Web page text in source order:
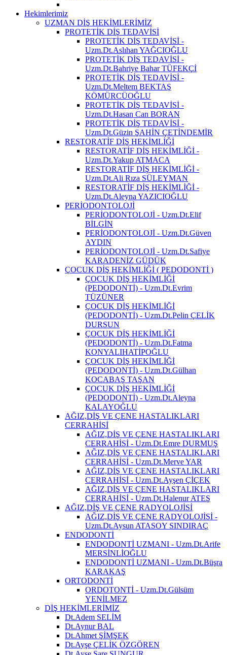
Hekimlerimiz
UZMAN DİŞ HEKİMLERİMİZ
PROTETİK DİŞ TEDAVİSİ
PROTETİK DİŞ TEDAVİSİ -
Uzm.Dt.Aslıhan YAĞCIOĞLU
PROTETİK DİŞ TEDAVİSİ -
Uzm.Dt.Bahriye Bahar TÜFEKÇİ
PROTETİK DİŞ TEDAVİSİ -
Uzm.Dt.Meltem BEKTAŞ
KÖMÜRCÜOĞLU
PROTETİK DİŞ TEDAVİSİ -
Uzm.Dt.Hasan Can BORAN
PROTETİK DİŞ TEDAVİSİ -
Uzm.Dt.Güzin ŞAHİN ÇETİNDEMİR
RESTORATİF DİŞ HEKİMLİĞİ
RESTORATİF DİŞ HEKİMLİĞİ -
Uzm.Dt.Yakup ATMACA
RESTORATİF DİŞ HEKİMLİĞİ -
Uzm.Dt.Ali Rıza SÜLEYMAN
RESTORATİF DİŞ HEKİMLİĞİ -
Uzm.Dt.Aleyna YAZICIOĞLU
PERİODONTOLOJİ
PERİODONTOLOJİ - Uzm.Dt.Elif
BİLGİN
PERİODONTOLOJİ - Uzm.Dt.Güven
AYDIN
PERİODONTOLOJİ - Uzm.Dt.Safiye
KARADENİZ GÜDÜK
ÇOCUK DİŞ HEKİMLİĞİ ( PEDODONTİ )
ÇOCUK DİŞ HEKİMLİĞİ
(PEDODONTİ) - Uzm.Dt.Evrim
TÜZÜNER
ÇOCUK DİŞ HEKİMLİĞİ
(PEDODONTİ) - Uzm.Dt.Pelin ÇELİK
DURSUN
ÇOCUK DİŞ HEKİMLİĞİ
(PEDODONTİ) - Uzm.Dt.Fatma
KONYALIHATİPOĞLU
ÇOCUK DİŞ HEKİMLİĞİ
(PEDODONTİ) - Uzm.Dt.Gülhan
KOCABAŞ TAŞAN
ÇOCUK DİŞ HEKİMLİĞİ
(PEDODONTİ) - Uzm.Dt.Aleyna
KALAYOĞLU
AĞIZ,DİŞ VE ÇENE HASTALIKLARI
CERRAHİSİ
AĞIZ,DİŞ VE ÇENE HASTALIKLARI
CERRAHİSİ - Uzm.Dt.Emre DURMUŞ
AĞIZ,DİŞ VE ÇENE HASTALIKLARI
CERRAHİSİ - Uzm.Dt.Merve YAR
AĞIZ,DİŞ VE ÇENE HASTALIKLARI
CERRAHİSİ - Uzm.Dt.Ayşen ÇİÇEK
AĞIZ,DİŞ VE ÇENE HASTALIKLARI
CERRAHİSİ - Uzm.Dt.Halenur ATEŞ
AĞIZ,DİŞ VE ÇENE RADYOLOJİSİ
AĞIZ,DİŞ VE ÇENE RADYOLOJİSİ -
Uzm.Dt.Aysun ATASOY SINDIRAÇ
ENDODONTİ
ENDODONTİ UZMANI - Uzm.Dt.Arife
MERSİNLİOĞLU
ENDODONTİ UZMANI - Uzm.Dt.Büşra
KARAKAŞ
ORTODONTİ
ORDOTONTİ - Uzm.Dt.Gülsüm
YENİLMEZ
DİŞ HEKİMLERİMİZ
Dt.Adem SELİM
Dt.Aynur BAL
Dt.Ahmet ŞİMŞEK
Dt.Ayşe ÇELİK ÖZGÖREN